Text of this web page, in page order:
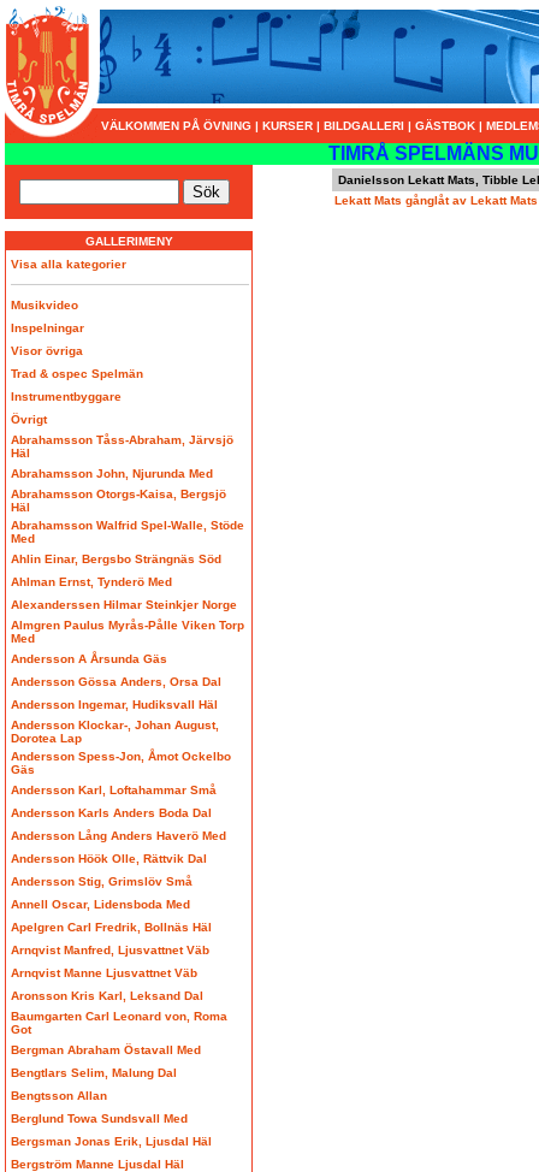
VÄLKOMMEN PÅ ÖVNING | KURSER | BILDGALLERI | GÄSTBOK |
TIMRÅ SPELMÄNS
GALLERIMENY
Visa alla kategorier
Musikvideo
Inspelningar
Visor övriga
Trad & ospec Spelmän
Instrumentbyggare
Övrigt
Abrahamsson Tåss-Abraham, Järvsjö
Häl
Abrahamsson John, Njurunda Med
Abrahamsson Otorgs-Kaisa, Bergsjö
Häl
Abrahamsson Walfrid Spel-Walle, Stöde
Med
Ahlin Einar, Bergsbo Strängnäs Söd
Ahlman Ernst, Tynderö Med
Alexanderssen Hilmar Steinkjer Norge
Almgren Paulus Myrås-Pålle Viken Torp
Med
Andersson A Årsunda Gäs
Andersson Gössa Anders, Orsa Dal
Andersson Ingemar, Hudiksvall Häl
Andersson Klockar-, Johan August,
Dorotea Lap
Andersson Spess-Jon, Åmot Ockelbo
Gäs
Andersson Karl, Loftahammar Små
Andersson Karls Anders Boda Dal
Andersson Lång Anders Haverö Med
Andersson Höök Olle, Rättvik Dal
Andersson Stig, Grimslöv Små
Annell Oscar, Lidensboda Med
Apelgren Carl Fredrik, Bollnäs Häl
Arnqvist Manfred, Ljusvattnet Väb
Arnqvist Manne Ljusvattnet Väb
Aronsson Kris Karl, Leksand Dal
Baumgarten Carl Leonard von, Roma
Got
Bergman Abraham Östavall Med
Bengtlars Selim, Malung Dal
Bengtsson Allan
Berglund Towa Sundsvall Med
Bergsman Jonas Erik, Ljusdal Häl
Bergström Manne Ljusdal Häl
Danielsson Lekatt Mats, Tibble
Lekatt Mats gånglåt av Lekatt